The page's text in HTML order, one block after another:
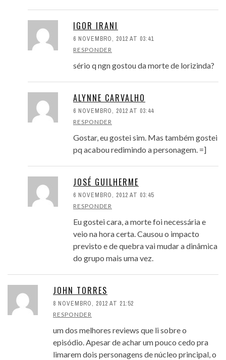
IGOR IRANI
6 NOVEMBRO, 2012 AT 03:41
RESPONDER
sério q ngn gostou da morte de lorizinda?
ALYNNE CARVALHO
6 NOVEMBRO, 2012 AT 03:44
RESPONDER
Gostar, eu gostei sim. Mas também gostei
pq acabou redimindo a personagem. =]
JOSÉ GUILHERME
6 NOVEMBRO, 2012 AT 03:45
RESPONDER
Eu gostei cara, a morte foi necessária e
veio na hora certa. Causou o impacto
previsto e de quebra vai mudar a dinâmica
do grupo mais uma vez.
JOHN TORRES
8 NOVEMBRO, 2012 AT 21:52
RESPONDER
um dos melhores reviews que li sobre o
episódio. Apesar de achar um pouco cedo pra
limarem dois personagens de núcleo principal, o